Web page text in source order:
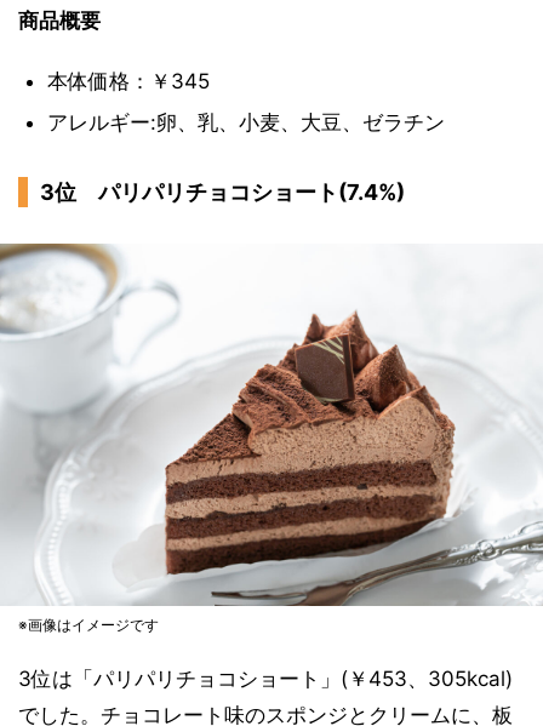
商品概要
本体価格：￥345
アレルギー:卵、乳、小麦、大豆、ゼラチン
3位 パリパリチョコショート(7.4%)
※画像はイメージです
3位は「パリパリチョコショート」(￥453、305kcal)
でした。チョコレート味のスポンジとクリームに、板